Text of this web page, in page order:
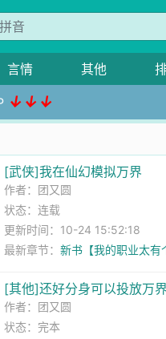
言情 其他
↓↓↓
[武侠]我在仙幻模拟万界
作者： 团又圆
状态：连载
更新时间：10-24 15:52:18
最新章节： 新书【我的职业太有
[其他]还好分身可以投放万界
作者： 团又圆
状态：完本